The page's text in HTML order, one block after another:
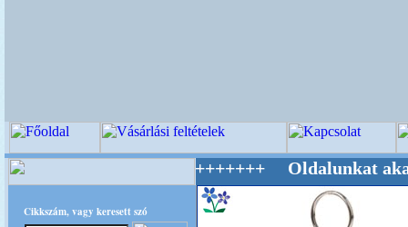
Cikkszám, vagy keresett szó
Mestere! +++++++ Oldalunkat akarattal